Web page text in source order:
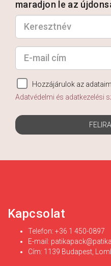
maradjon le az
Hozzájárulok az
Adatvédelmi és adatkezelési
Kapcsolat
Telefon: +36 1 450-0897
E-mail:
Cím: 1139 Budapest,